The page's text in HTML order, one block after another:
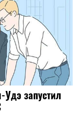
запустил